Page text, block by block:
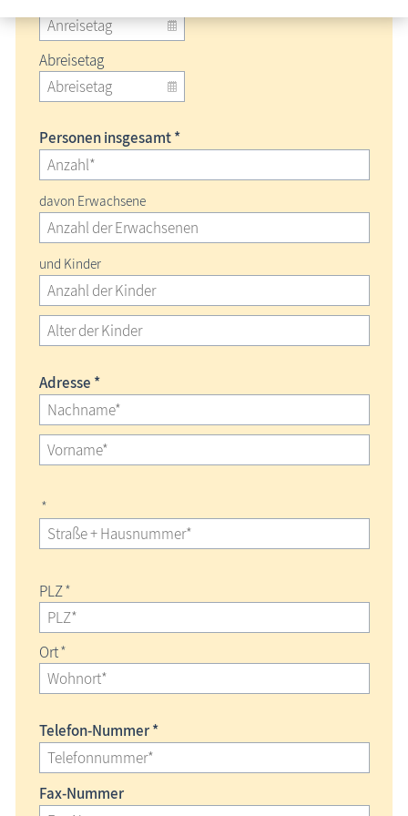
Abreisetag
Personen insgesamt *
davon Erwachsene
und Kinder
Adresse *
*
PLZ*
Ort*
Telefon-Nummer *
Fax-Nummer